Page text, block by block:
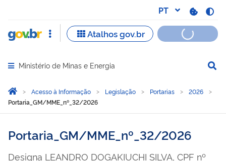
Abrir menu principal de navegação
Ministério de Minas e Energia
Você está aqui:
Página Inicial
Acesso à Informação Legislação Portarias
2026
Portaria_GM/MME_nº_32/2026
Portaria_GM/MME_nº_32/2026
Designa LEANDRO DOGAKIUCHI SILVA, CPF nº